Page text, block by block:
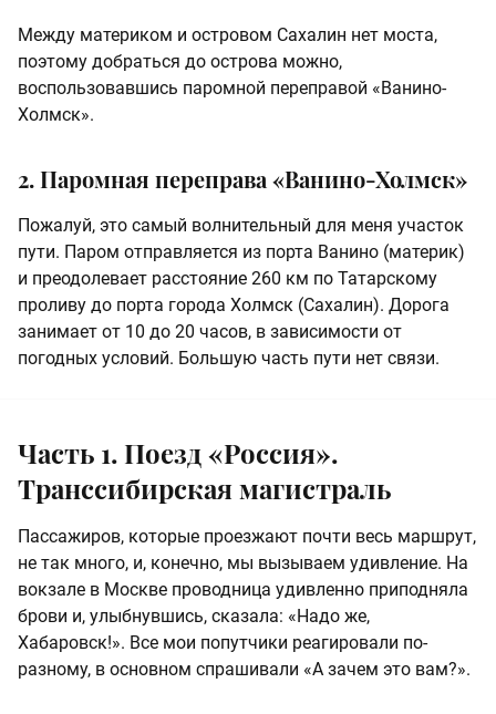
Между материком и островом Сахалин нет моста,
поэтому добраться до острова можно,
воспользовавшись паромной переправой «Ванино-
Холмск».
2. Паромная переправа «Ванино-Холмск»
Пожалуй, это самый волнительный для меня участок
пути. Паром отправляется из порта Ванино (материк)
и преодолевает расстояние 260 км по Татарскому
проливу до порта города Холмск (Сахалин). Дорога
занимает от 10 до 20 часов, в зависимости от
погодных условий. Большую часть пути нет связи.
Часть 1. Поезд «Россия».
Транссибирская магистраль
Пассажиров, которые проезжают почти весь маршрут,
не так много, и, конечно, мы вызываем удивление. На
вокзале в Москве проводница удивленно приподняла
брови и, улыбнувшись, сказала: «Надо же,
Хабаровск!». Все мои попутчики реагировали по-
разному, в основном спрашивали «А зачем это вам?».